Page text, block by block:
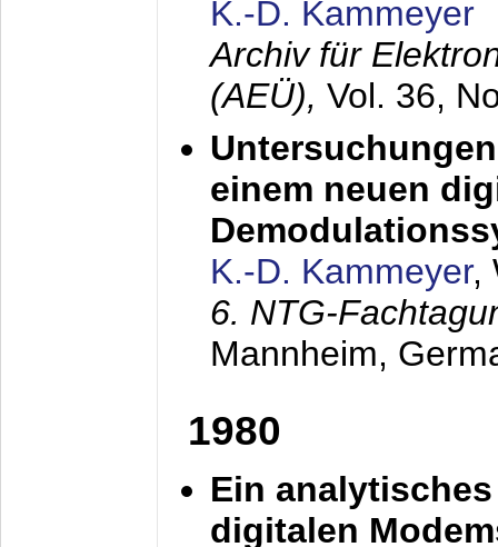
K.-D. Kammeyer
Archiv für
(AEÜ), Vol. 36,
einem neuen
K.-D. Kammeyer,
6. NTG-
Mannheim,
1980
Ein
digitalen